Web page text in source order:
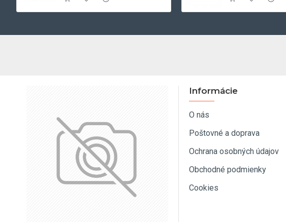
Informácie
O nás
Poštovné a doprava
Ochrana osobných údajov
Obchodné podmienky
Cookies